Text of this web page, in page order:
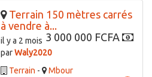
Terrain 150 mètres carrés
à vendre à...
3 000 000 FCFA
il y a 2 mois
parWaly2020
Terrain -
Mbour